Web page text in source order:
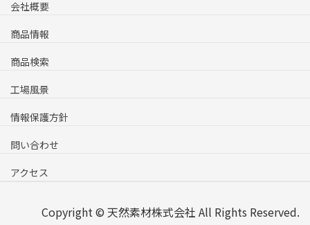
会社概要
商品情報
商品検索
工場風景
情報保護方針
問い合わせ
アクセス
Copyright © 天然素材株式会社 All Rights Reserved.